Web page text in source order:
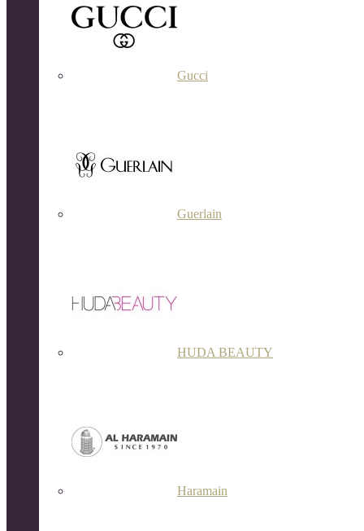
Gucci
Guerlain
HUDA BEAUTY
Haramain